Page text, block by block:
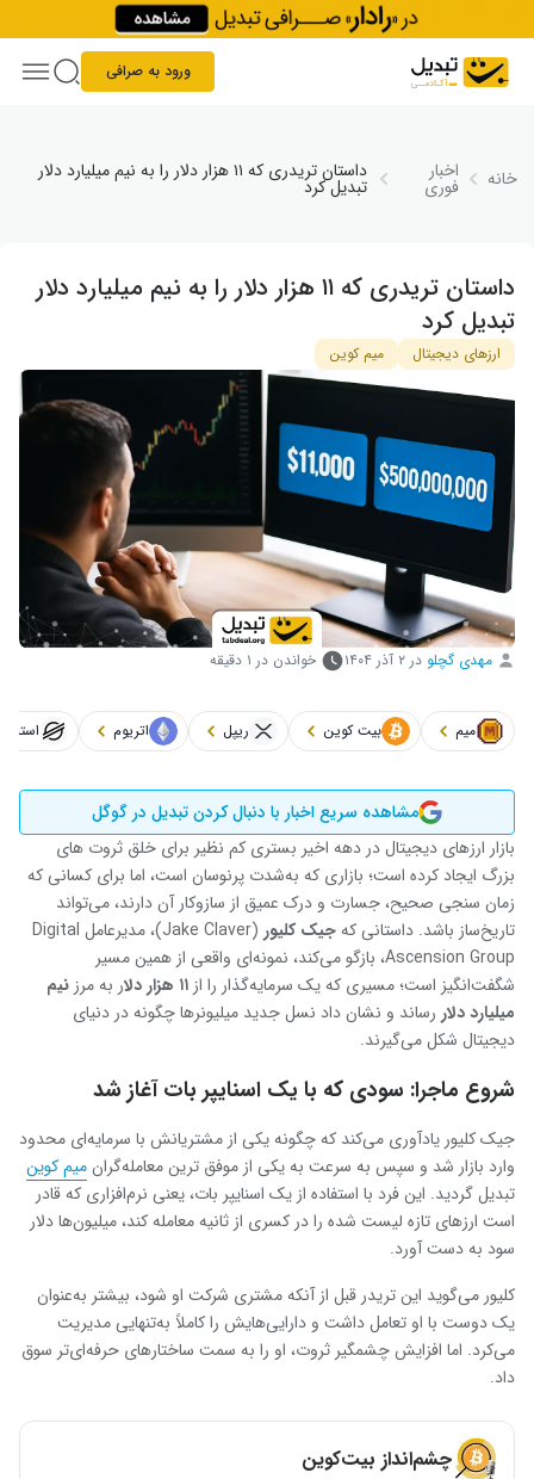
Skip to content
ورود به صرافی
خانه اخبار
فوری
داستان تریدری که ۱۱ هزار دلار را به نیم میلیارد دلار
تبدیل کرد
داستان تریدری که ۱۱ هزار دلار را به نیم میلیارد دلار
تبدیل کرد
ارزهای دیجیتال میم کوین
مهدی گچلو در ۲ آذر ۱۴۰۴ خواندن در ۱ دقیقه
میم بیت کوین ریپل اتریوم استلار
مشاهده سریع اخبار با دنبال کردن تبدیل در گوگل
بازار ارزهای دیجیتال در دهه اخیر بستری کم ‌نظیر برای خلق ثروت‌ های
بزرگ ایجاد کرده است؛ بازاری که به‌شدت پرنوسان است، اما برای کسانی که
زمان ‌سنجی صحیح، جسارت و درک عمیق از سازوکار آن دارند، می‌تواند
تاریخ‌ساز باشد. داستانی کهجیک کلیور
(Jake Claver)، مدیرعامل Digital
Ascension Group، بازگو می‌کند، نمونه‌ای واقعی از همین مسیر
شگفت‌انگیز است؛ مسیری که یک سرمایه‌گذار را از ۱۱ هزار دلا ر به مرز نیم
میلیارد دلار رساند و نشان داد نسل جدید میلیونرها چگونه در دنیای
دیجیتال شکل می‌گیرند.
شروع ماجرا: سودی که با یک اسنایپر بات آغاز شد
جیک کلیور یادآوری می‌کند که چگونه یکی از مشتریانش با سرمایه‌ای محدود
وارد بازار شد و سپس به سرعت به یکی از موفق‌ ترین معامله‌گرانمیم‌ کوین
تبدیل گردید. این فرد با استفاده از یک اسنایپر بات، یعنی نرم‌افزاری که قادر
است ارزهای تازه‌ لیست شده را در کسری از ثانیه معامله کند، میلیون‌ها دلار
سود به دست آورد.
کلیور می‌گوید این تریدر قبل از آنکه مشتری شرکت او شود، بیشتر به‌عنوان
یک دوست با او تعامل داشت و دارایی‌هایش را کاملاً به‌تنهایی مدیریت
می‌کرد. اما افزایش چشمگیر ثروت، او را به سمت ساختارهای حرفه‌ای‌تر سوق
داد.
چشم‌انداز بیت‌کوین